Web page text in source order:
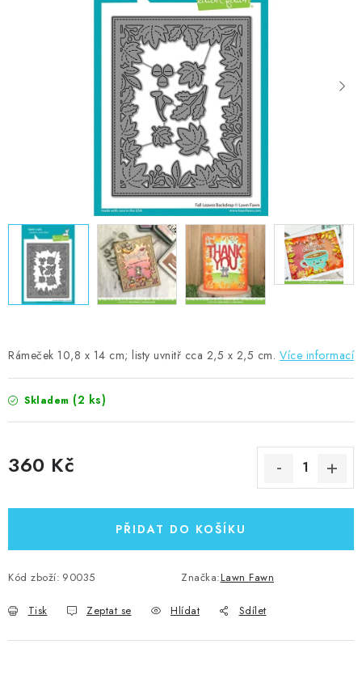
MOJE OBJEDNÁVKA
Kontakty Moje objednávka
Oblíbené ♥️
Hodnocení obchodu
Obchodní podmínky
Podmínky ochrany osobních údajů
Ověřování recenzí
Rámeček 10,8 x 14 cm; listy uvnitř cca 2,5 x 2,5 cm. Více informací
Skladem (2 ks)
360 Kč
PŘIDAT DO KOŠÍKU
Kód zboží: 90035 Značka:Lawn Fawn
Tisk Zeptat se Hlídat Sdílet